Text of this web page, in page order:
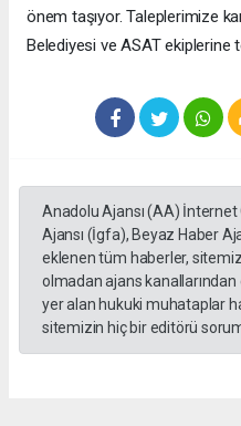
önem taşıyor. Taleplerimize
Belediyesi ve ASAT ekiplerine
Anadolu Ajansı (AA)
Ajansı (İgfa), Beyaz Haber
eklenen tüm haberler,
olmadan ajans
yer alan hukuki muhataplar
sitemizin hiç bir editörü